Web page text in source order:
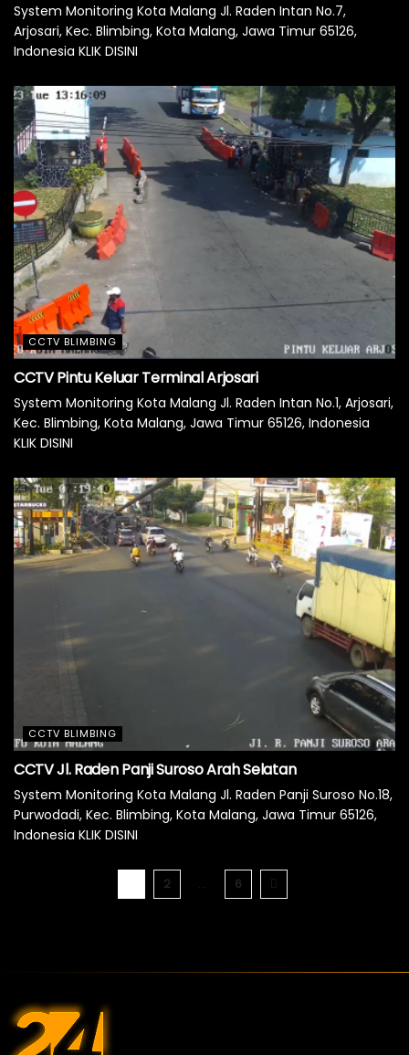
System Monitoring Kota Malang Jl. Raden Intan No.7,
Arjosari, Kec. Blimbing, Kota Malang, Jawa Timur 65126,
Indonesia KLIK DISINI
CCTV BLIMBING
CCTV Pintu Keluar Terminal Arjosari
System Monitoring Kota Malang Jl. Raden Intan No.1, Arjosari,
Kec. Blimbing, Kota Malang, Jawa Timur 65126, Indonesia
KLIK DISINI
CCTV BLIMBING
CCTV Jl. Raden Panji Suroso Arah Selatan
System Monitoring Kota Malang Jl. Raden Panji Suroso No.18,
Purwodadi, Kec. Blimbing, Kota Malang, Jawa Timur 65126,
Indonesia KLIK DISINI
2 … 6